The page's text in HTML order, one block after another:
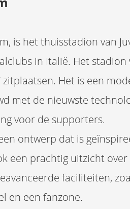
is het thuisstadion van
in Italië. Het stadion
Het is een
met de nieuwste
voor de supporters.
ontwerp dat is
een prachtig uitzicht over
faciliteiten,
en een fanzone.